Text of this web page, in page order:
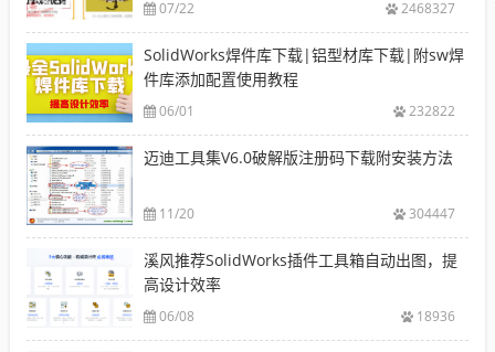
07/22 2468327
SolidWorks焊件库下载|铝型材库下载|附sw焊
件库添加配置使用教程
06/01 232822
迈迪工具集V6.0破解版注册码下载附安装方法
11/20 304447
溪风推荐SolidWorks插件工具箱自动出图，提
高设计效率
06/08 18936